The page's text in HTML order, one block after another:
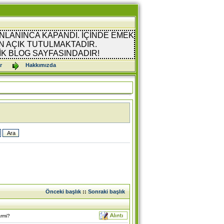
KAPANDI. İÇİNDE EMEK
AÇIK TUTULMAKTADIR.
BLOG SAYFASINDADIR!
Hakkımızda
Önceki başlık::Sonraki başlık